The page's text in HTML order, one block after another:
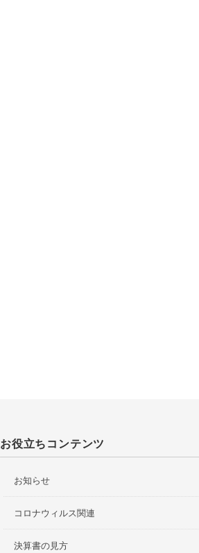
お役立ちコンテンツ
お知らせ
コロナウィルス関連
決算書の見方